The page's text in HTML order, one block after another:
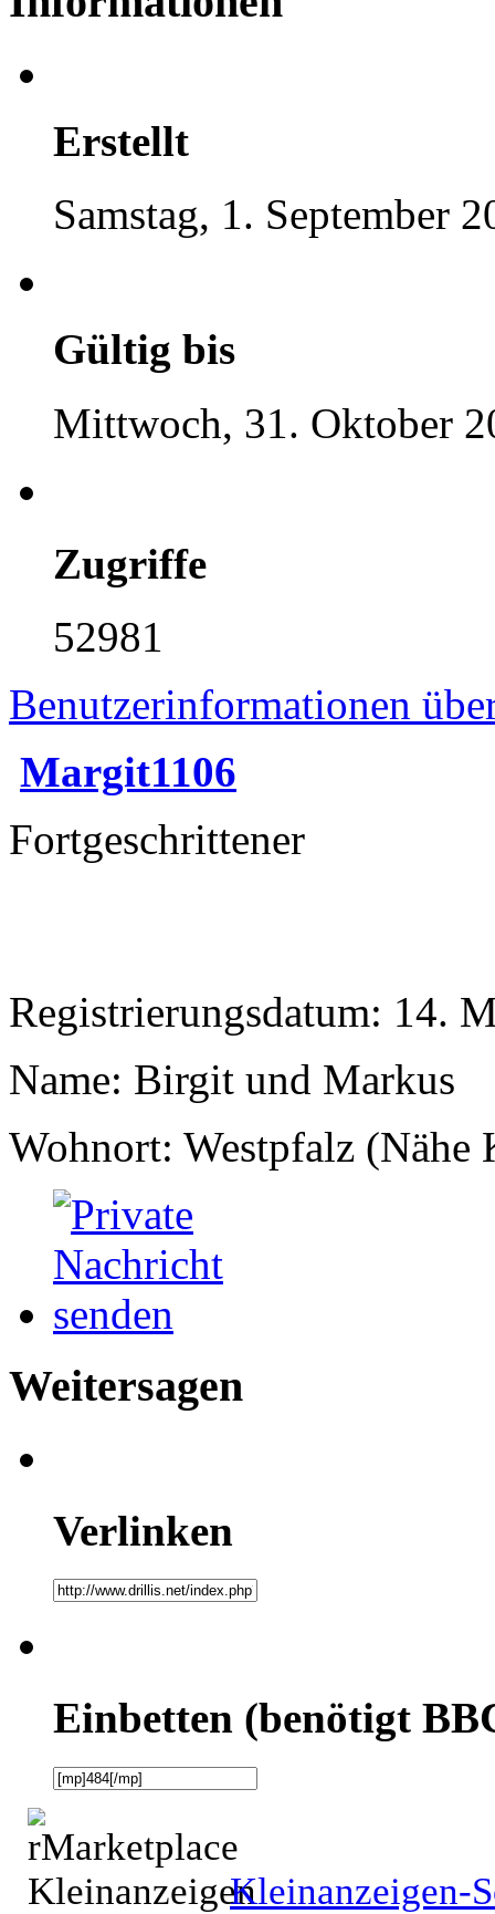
Erstellt
Samstag, 1. September
Gültig bis
Mittwoch, 31. Oktober
Zugriffe
52981
Benutzerinformationen
Margit1106
Fortgeschrittener
Registrierungsdatum: 14.
Name: Birgit und Markus
Wohnort: Westpfalz (Nähe
Weitersagen
Verlinken
Einbetten (benötigt
Kleinanzeigen-